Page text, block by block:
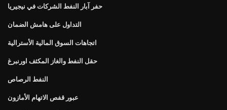
حفر آبار النفط الشركات في نيجيريا
التداول على هامش الضمان
اتجاهات السوق المالية الأسترالية
حقل النفط والغاز المكثف اورنبرغ
النفط الرصاص
عبور قفص الاتهام الأمازون